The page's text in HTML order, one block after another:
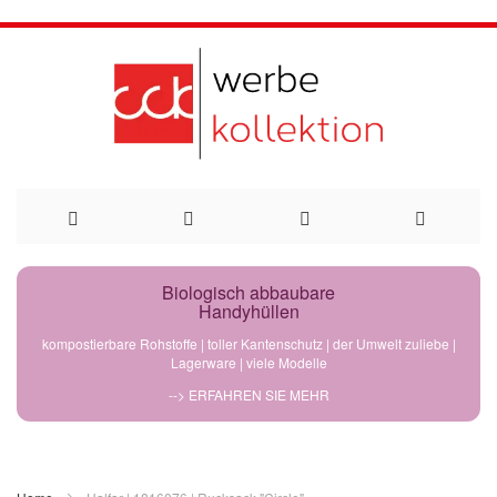
Direkt
Biologisch abbaubare
Handyhüllen
kompostierbare Rohstoffe | toller Kantenschutz | der Umwelt zuliebe |
Lagerware | viele Modelle
--> ERFAHREN SIE MEHR